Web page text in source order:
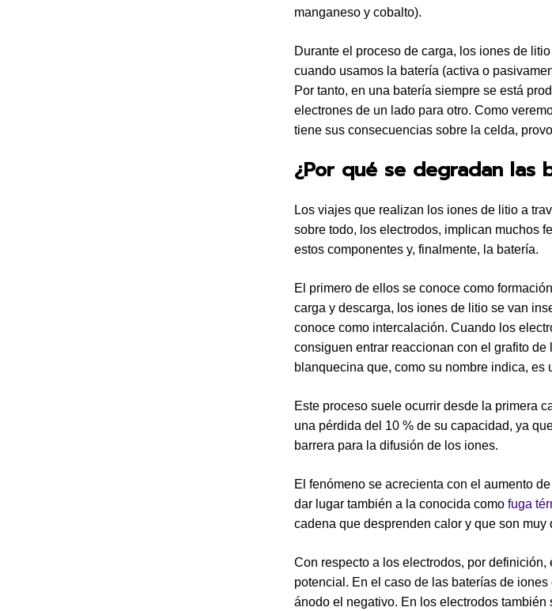
manganeso y cobalto).
Durante el proceso de carga, los iones de
cuando usamos la batería (activa o
Por tanto, en una batería siempre se está
electrones de un lado para otro. Como
tiene sus consecuencias sobre la celda,
¿Por qué se degradan las
Los viajes que realizan los iones de litio a
sobre todo, los electrodos, implican muchos
estos componentes y, finalmente, la batería.
El primero de ellos se conoce como
carga y descarga, los iones de litio se van
conoce como intercalación. Cuando los
consiguen entrar reaccionan con el grafito
blanquecina que, como su nombre indica,
Este proceso suele ocurrir desde la primera
una pérdida del 10 % de su capacidad, ya
barrera para la difusión de los iones.
El fenómeno se acrecienta con el aumento
dar lugar también a la conocida como fuga
cadena que desprenden calor y que son muy
Con respecto a los electrodos, por
potencial. En el caso de las baterías de
ánodo el negativo. En los electrodos